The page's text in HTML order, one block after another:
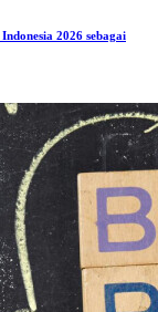
2026 sebagai